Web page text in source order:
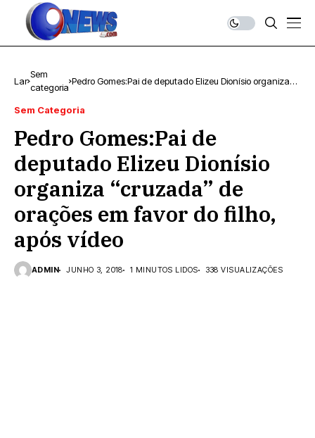
Lar
Sem
categoria
Pedro Gomes:Pai de deputado Elizeu Dionísio organiza
Sem Categoria
Pedro Gomes:Pai de
deputado Elizeu Dionísio
organiza “cruzada” de
orações em favor do filho,
após vídeo
ADMIN JUNHO 3, 2018 1 MINUTOS LIDOS 338 VISUALIZAÇÕES